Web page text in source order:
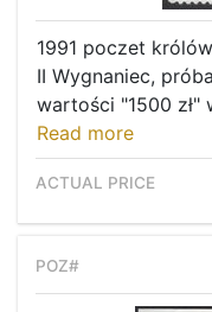
1991 poczet
II Wygnaniec,
wartości "1500 zł"
Read more